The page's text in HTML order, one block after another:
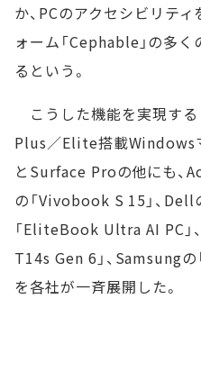
か、PCのアクセシビリテ
ォーム「Cephable」の多
るという。
こうした機能を実現す
Plus／Elite搭載Windows
とSurface Proの他にも、
の「Vivobook S 15」、Dell
「EliteBook Ultra AI PC」
T14s Gen 6」、Samsung
を各社が一斉展開した。